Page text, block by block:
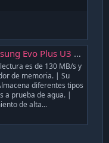
incluidos, se
de soportes
el software
perfiles
4k 130mb/s - $ 48.504
es de 130 MB/s y
de memoria. | Su
diferentes tipos
a prueba de agua. |
de alta...